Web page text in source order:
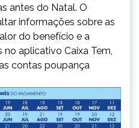
antes do Natal. O
informações sobre as
do benefício e a
aplicativo Caixa Tem,
contas poupança